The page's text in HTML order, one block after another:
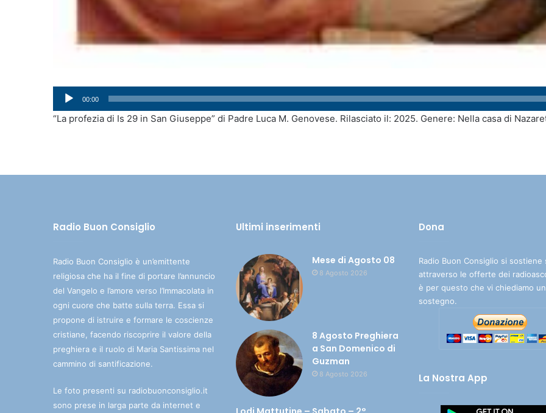
Audio
Player
00:00
“La profezia di Is 29 in San Giuseppe” di Padre Luca M. Genovese. Rilasciato il: 2025. Genere: Nella casa di
Radio Buon Consiglio
Radio Buon Consiglio è un’emittente
religiosa che ha il fine di portare l’annuncio
del Vangelo e l’amore verso l’Immacolata in
ogni cuore che batte sulla terra. Essa si
propone di istruire e formare le coscienze
cristiane, facendo riscoprire il valore della
preghiera e il ruolo di Maria Santissima nel
cammino di santificazione.
Le foto presenti su radiobuonconsiglio.it
sono prese in larga parte da internet e
Ultimi inserimenti
Mese di Agosto 08
8 Agosto 2026
8 Agosto Preghiera
a San Domenico di
Guzman
8 Agosto 2026
Dona
Radio Buon Consiglio si sostiene
attraverso le offerte dei
è per questo che vi chiediamo un
sostegno.
La Nostra App